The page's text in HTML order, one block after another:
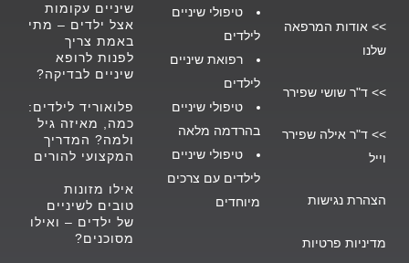
>> אודות המרפאה
שלנו
>> ד"ר שושי שפירר
>> ד"ר אילה שפירר
וייל
הצהרת נגישות
מדיניות פרטיות
טיפולי שיניים
לילדים
רפואת שיניים
לילדים
טיפולי שיניים
בהרדמה מלאה
טיפולי שיניים
לילדים עם צרכים
מיוחדים
שיניים עקומות
אצל ילדים – מתי
באמת צריך
לפנות לרופא
שיניים לבדיקה?
פלואוריד לילדים:
כמה, מאיזה גיל
ולמה? המדריך
המקצועי להורים
אילו מזונות
טובים לשיניים
של ילדים – ואילו
מסוכנים?